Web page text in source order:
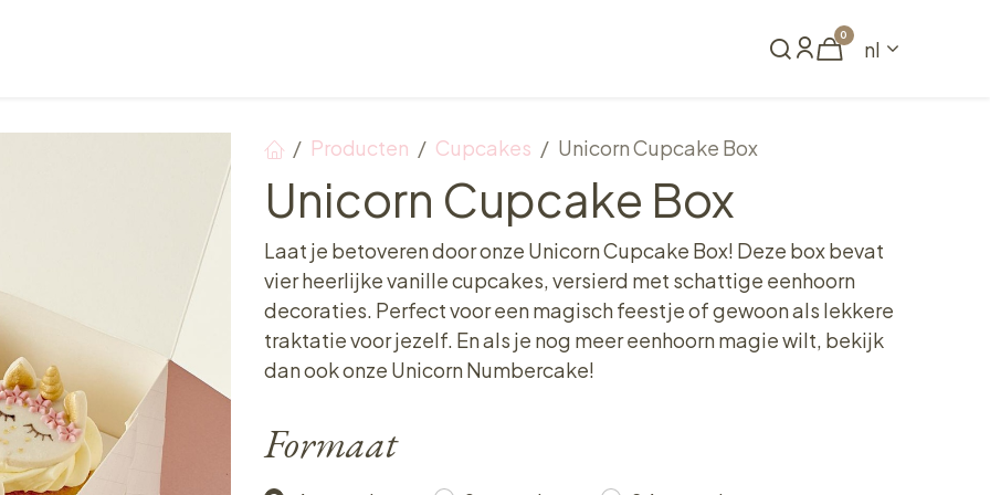
0
nl
Producten Cupcakes Unicorn Cupcake Box
Unicorn Cupcake Box
Laat je betoveren door onze Unicorn Cupcake Box! Deze box bevat
vier heerlijke vanille cupcakes, versierd met schattige eenhoorn
decoraties. Perfect voor een magisch feestje of gewoon als lekkere
traktatie voor jezelf. En als je nog meer eenhoorn magie wilt, bekijk
dan ook onze Unicorn Numbercake!
Formaat